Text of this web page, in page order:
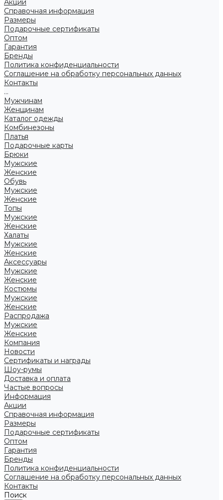
Акции
Справочная информация
Размеры
Подарочные сертификаты
Оптом
Гарантия
Бренды
Политика конфиденциальности
Соглашение на обработку персональных данных
Контакты
...
Мужчинам
Женщинам
Каталог одежды
Комбинезоны
Платья
Подарочные карты
Брюки
Мужские
Женские
Обувь
Мужские
Женские
Топы
Мужские
Женские
Халаты
Мужские
Женские
Аксессуары
Мужские
Женские
Костюмы
Мужские
Женские
Распродажа
Мужские
Женские
Компания
Новости
Сертификаты и награды
Шоу-румы
Доставка и оплата
Частые вопросы
Информация
Акции
Справочная информация
Размеры
Подарочные сертификаты
Оптом
Гарантия
Бренды
Политика конфиденциальности
Соглашение на обработку персональных данных
Контакты
Поиск